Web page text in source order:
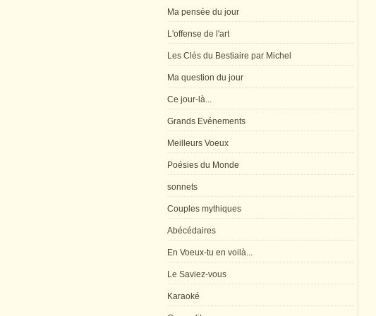
Ma pensée du jour
L'offense de l'art
Les Clés du Bestiaire par Michel
Ma question du jour
Ce jour-là...
Grands Evénements
Meilleurs Voeux
Poésies du Monde
sonnets
Couples mythiques
Abécédaires
En Voeux-tu en voilà...
Le Saviez-vous
Karaoké